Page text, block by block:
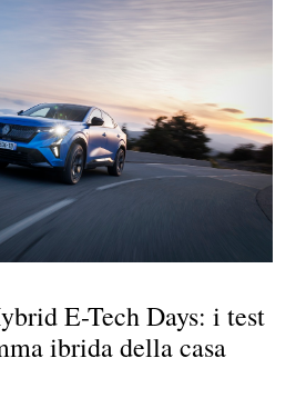
E-Tech Days: i test
ibrida della casa